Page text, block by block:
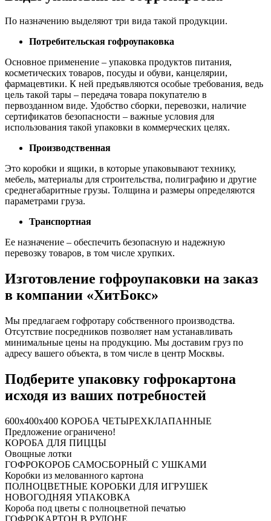
По назначению выделяют три вида такой продукции.
Потребительская гофроупаковка
Основное применение – упаковка продуктов питания,
косметических товаров, посуды и обуви, канцелярии,
фармацевтики. К ней предъявляются особые требования, ведь
цель такой тары – передача товара покупателю в
первозданном виде. Удобство сборки, перевозки, наличие
сертификатов безопасности – важные условия для
использования такой упаковки в коммерческих целях.
Производственная
Это коробки и ящики, в которые упаковывают технику,
мебель, материалы для строительства, полиграфию и другие
среднегабаритные грузы. Толщина и размеры определяются
параметрами груза.
Транспортная
Ее назначение – обеспечить безопасную и надежную
перевозку товаров, в том числе хрупких.
Изготовление гофроупаковки на заказ
в компании «ХитБокс»
Мы предлагаем гофротару собственного производства.
Отсутствие посредников позволяет нам устанавливать
минимальные цены на продукцию. Мы доставим груз по
адресу вашего объекта, в том числе в центр Москвы.
Подберите упаковку гофрокартона
исходя из ваших потребностей
600x400x400 КОРОБА ЧЕТЫРЕХКЛАПАННЫЕ
Предложение ограничено!
КОРОБА ДЛЯ ПИЦЦЫ
Овощные лотки
ГОФРОКОРОБ САМОСБОРНЫЙ С УШКАМИ
Коробки из мелованного картона
ПОЛНОЦВЕТНЫЕ КОРОБКИ ДЛЯ ИГРУШЕК
НОВОГОДНЯЯ УПАКОВКА
Короба под цветы с полноцветной печатью
ГОФРОКАРТОН В РУЛОНЕ